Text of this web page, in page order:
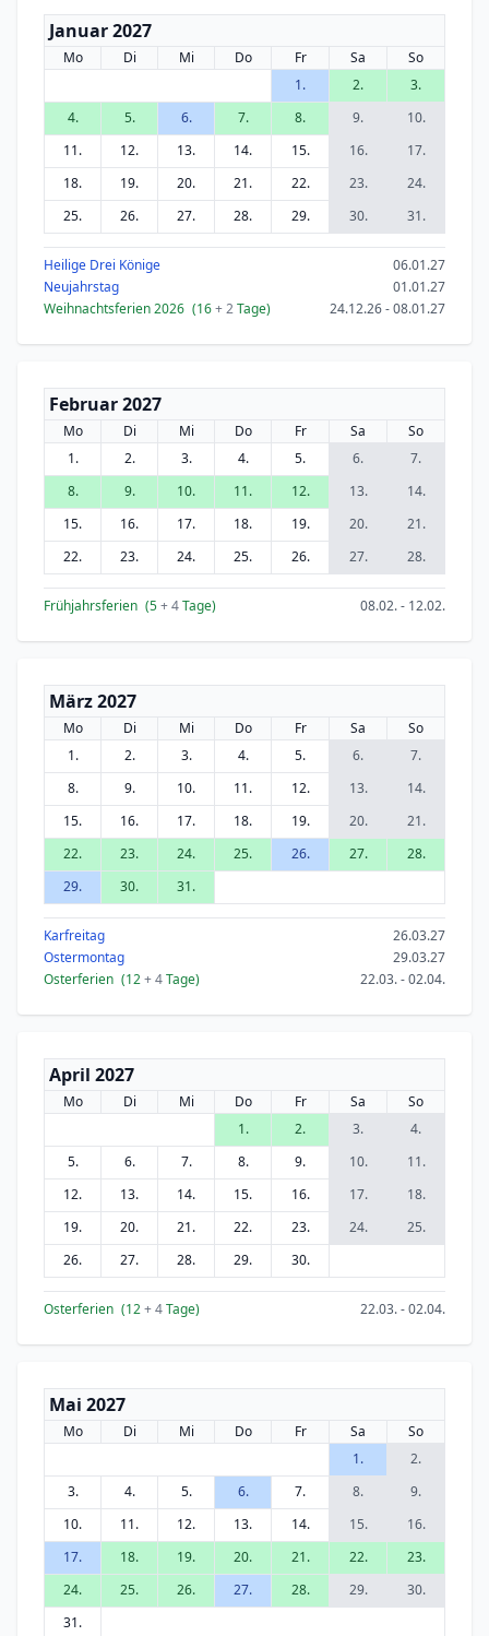
Januar 2027
Mo Di Mi Do Fr Sa
So
1.
2.
3.
4.
5. 6. 7. 8. 9.
10.
11.
12. 13. 14. 15. 16.
17.
18.
19. 20. 21. 22. 23.
24.
25.
26. 27. 28. 29. 30. 31.
Heilige Drei Könige
06.01.27
Neujahrstag
01.01.27
Weihnachtsferien 2026 (16+ 2Tage) 24.12.26 - 08.01.27
Februar 2027
Mo Di Mi Do Fr Sa
So
1.
2. 3. 4. 5. 6.
7.
8.
9. 10. 11. 12. 13.
14.
15.
16. 17. 18. 19. 20.
21.
22.
23. 24. 25. 26. 27. 28.
Frühjahrsferien (5+ 4Tage) 08.02. - 12.02.
März 2027
Mo Di Mi Do Fr Sa
So
1.
2. 3. 4. 5. 6.
7.
8.
9. 10. 11. 12. 13.
14.
15.
16. 17. 18. 19. 20.
21.
22.
23. 24. 25. 26. 27.
28.
29.
30. 31.
Karfreitag
26.03.27
Ostermontag
29.03.27
Osterferien (12+ 4Tage) 22.03. - 02.04.
April 2027
Mo Di Mi Do Fr Sa
So
1.
2. 3.
4.
5.
6. 7. 8. 9. 10.
11.
12.
13. 14. 15. 16. 17.
18.
19.
20. 21. 22. 23. 24.
25.
26.
27. 28. 29. 30.
Osterferien (12+ 4Tage) 22.03. - 02.04.
Mai 2027
Mo Di Mi Do Fr Sa
So
1.
2.
3.
4. 5. 6. 7. 8.
9.
10.
11. 12. 13. 14. 15.
16.
17.
18. 19. 20. 21. 22.
23.
24.
25. 26. 27. 28. 29.
30.
31.